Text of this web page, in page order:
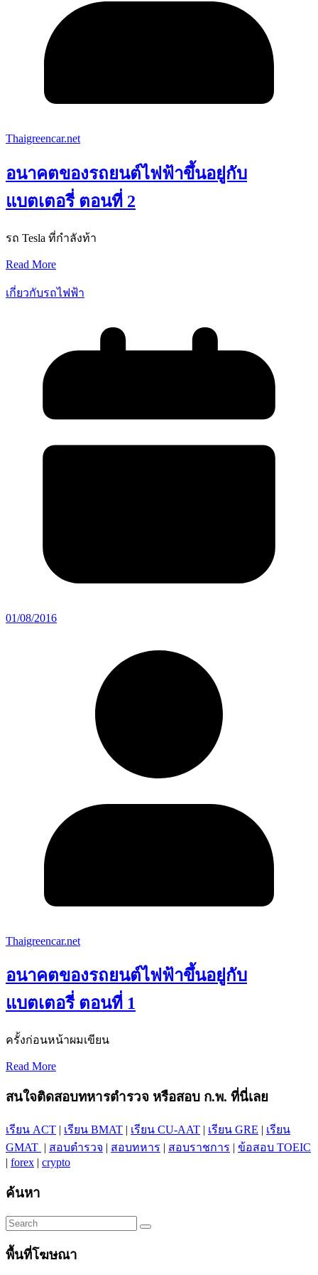
Thaigreencar.net
อนาคตของรถยนต์ไฟฟ้าขึ้นอยู่กับ
แบตเตอรี่ ตอนที่ 2
รถ Tesla ที่กำลังท้า
Read More
เกี่ยวกับรถไฟฟ้า
01/08/2016
Thaigreencar.net
อนาคตของรถยนต์ไฟฟ้าขึ้นอยู่กับ
แบตเตอรี่ ตอนที่ 1
ครั้งก่อนหน้าผมเขียน
Read More
สนใจติดสอบทหารตำรวจ หรือสอบ ก.พ. ที่นี่เลย
เรียน ACT | เรียน BMAT | เรียน CU-AAT | เรียน GRE | เรียน
GMAT | สอบตำรวจ | สอบทหาร | สอบราชการ | ข้อสอบ TOEIC
| forex | crypto
ค้นหา
พื้นที่โฆษณา